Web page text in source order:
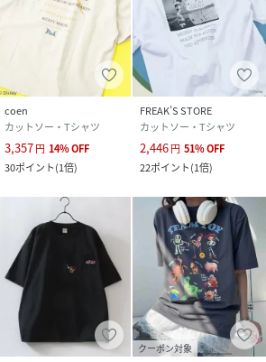
了させていただく場合もあります。"
ユニセックス
ポリエステル65% 綿35%
M、L、LL
011-228-1304-96-29 RT2757)
coen
カットソー・Tシャツ
3,357円 14%OFF
30ポイント(1倍)
FREAK’S STORE
カットソー・Tシャツ
2,446円 51%OFF
22ポイント(1倍)
クーポン対象